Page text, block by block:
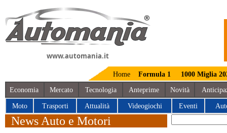
www.automania.it
Home Formula 1 1000 Miglia
Economia Mercato Tecnologia Anteprime Novità
Moto Trasporti Attualità Videogiochi Eventi
News Auto e Motori